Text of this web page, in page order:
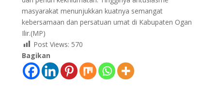
masyarakat menunjukkan kuatnya semangat
kebersamaan dan persatuan umat di Kabupaten Ogan
Ilir.(MP)
Post Views: 570
Bagikan